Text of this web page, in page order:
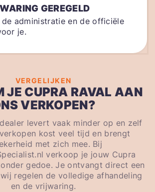
GEREGELD
de administratie en de officiële
je.
VERGELIJKEN
JE CUPRA RAVAL AAN
VERKOPEN?
levert vaak minder op en zelf
kost veel tijd en brengt
met zich mee. Bij
verkoop je jouw Cupra
gedoe. Je ontvangt direct een
regelen de volledige afhandeling
en de vrijwaring.